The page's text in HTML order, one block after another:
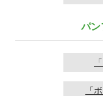
パン
「